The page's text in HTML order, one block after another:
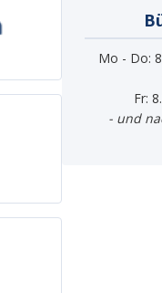
Mo - Do:
Fr:
- und